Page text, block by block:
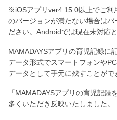
※iOSアプリver4.15.0以上でご利
のバージョンが満たない場合はバ
ださい。Androidでは現在未対応と
MAMADAYSアプリの育児記録に
データ形式でスマートフォンや
データとして手元に残すことがで
「MAMADAYSアプリの育児記
多くいただき反映いたしました。